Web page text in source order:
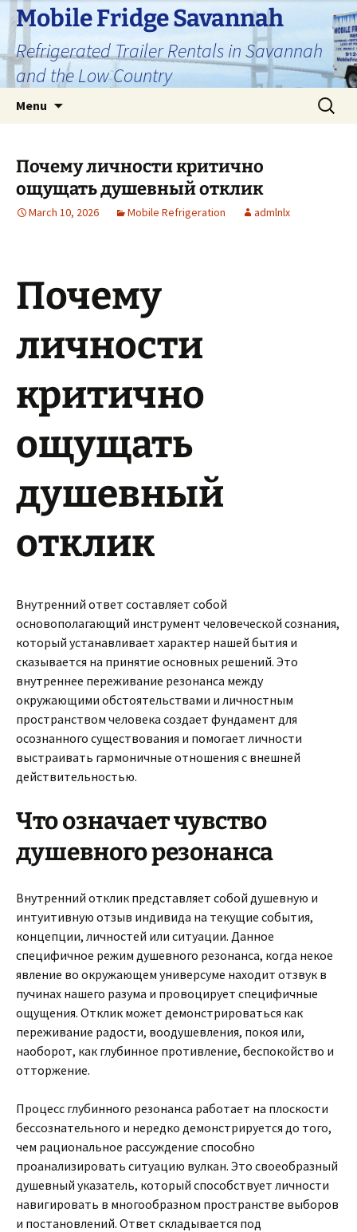
Skip
content
Mobile Fridge Savannah
Refrigerated Trailer Rentals in Savannah
and the Low Country
Menu
Search
for:
Почему личности критично
ощущать душевный отклик
March 10, 2026 Mobile Refrigeration admlnlx
Почему
личности
критично
ощущать
душевный
отклик
Внутренний ответ составляет собой
основополагающий инструмент человеческой сознания,
который устанавливает характер нашей бытия и
сказывается на принятие основных решений. Это
внутреннее переживание резонанса между
окружающими обстоятельствами и личностным
пространством человека создает фундамент для
осознанного существования и помогает личности
выстраивать гармоничные отношения с внешней
действительностью.
Что означает чувство
душевного резонанса
Внутренний отклик представляет собой душевную и
интуитивную отзыв индивида на текущие события,
концепции, личностей или ситуации. Данное
специфичное режим душевного резонанса, когда некое
явление во окружающем универсуме находит отзвук в
пучинах нашего разума и провоцирует специфичные
ощущения. Отклик может демонстрироваться как
переживание радости, воодушевления, покоя или,
наоборот, как глубинное противление, беспокойство и
отторжение.
Процесс глубинного резонанса работает на плоскости
бессознательного и нередко демонстрируется до того,
чем рациональное рассуждение способно
проанализировать ситуацию вулкан. Это своеобразный
душевный указатель, который способствует личности
навигировать в многообразном пространстве выборов
и постановлений. Ответ складывается под